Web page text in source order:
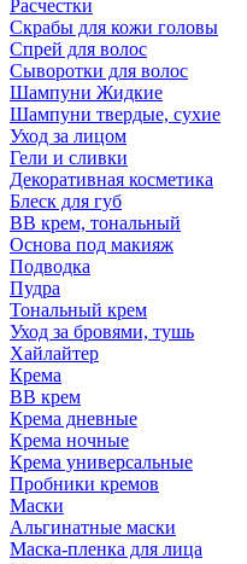
Расчестки
Скрабы для кожи головы
Спрей для волос
Сыворотки для волос
Шампуни Жидкие
Шампуни твердые, сухие
Уход за лицом
Гели и сливки
Декоративная косметика
Блеск для губ
ВВ крем, тональный
Основа под макияж
Подводка
Пудра
Тональный крем
Уход за бровями, тушь
Хайлайтер
Крема
ВВ крем
Крема дневные
Крема ночные
Крема универсальные
Пробники кремов
Маски
Альгинатные маски
Маска-пленка для лица